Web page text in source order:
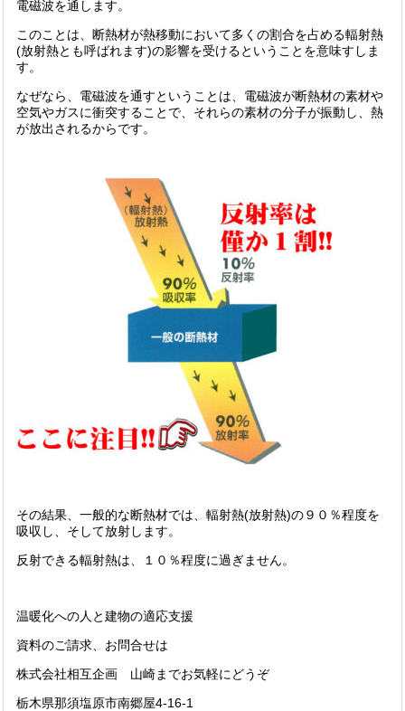
電磁波を通します。
このことは、断熱材が熱移動において多くの割合を占める輻射熱
(放射熱とも呼ばれます)の影響を受けるということを意味すしま
す。
なぜなら、電磁波を通すということは、電磁波が断熱材の素材や
空気やガスに衝突することで、それらの素材の分子が振動し、熱
が放出されるからです。
その結果、一般的な断熱材では、輻射熱(放射熱)の９０％程度を
吸収し、そして放射します。
反射できる輻射熱は、１０％程度に過ぎません。
温暖化への人と建物の適応支援
資料のご請求、お問合せは
株式会社相互企画 山崎までお気軽にどうぞ
栃木県那須塩原市南郷屋4-16-1